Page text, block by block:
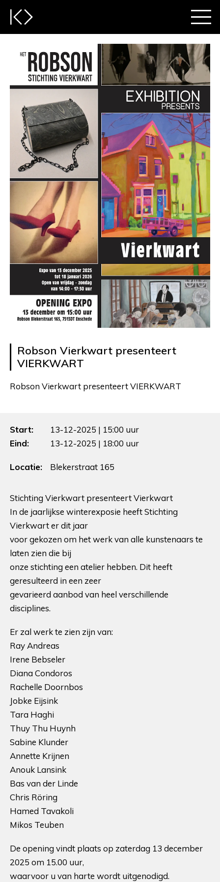
Robson Vierkwart presenteert
VIERKWART
Robson Vierkwart presenteert VIERKWART
Start:
13-12-2025 | 15:00 uur
Eind:
13-12-2025 | 18:00 uur
Locatie: Blekerstraat 165
Stichting Vierkwart presenteert Vierkwart
In de jaarlijkse winterexposie heeft Stichting
Vierkwart er dit jaar
voor gekozen om het werk van alle kunstenaars te
laten zien die bij
onze stichting een atelier hebben. Dit heeft
geresulteerd in een zeer
gevarieerd aanbod van heel verschillende
disciplines.
Er zal werk te zien zijn van:
Ray Andreas
Irene Bebseler
Diana Condoros
Rachelle Doornbos
Jobke Eijsink
Tara Haghi
Thuy Thu Huynh
Sabine Klunder
Annette Krijnen
Anouk Lansink
Bas van der Linde
Chris Röring
Hamed Tavakoli
Mikos Teuben
De opening vindt plaats op zaterdag 13 december
2025 om 15.00 uur,
waarvoor u van harte wordt uitgenodigd.